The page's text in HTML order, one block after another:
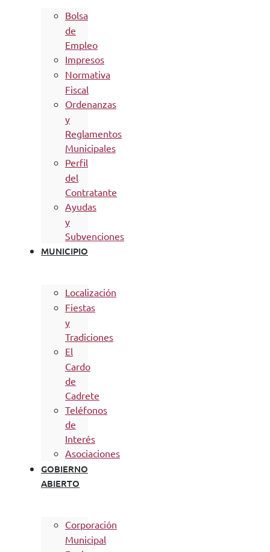
Bolsa
de
Empleo
Impresos
Normativa
Fiscal
Ordenanzas
y
Reglamentos
Municipales
Perfil
del
Contratante
Ayudas
y
Subvenciones
MUNICIPIO
Localización
Fiestas
y
Tradiciones
El
Cardo
de
Cadrete
Teléfonos
de
Interés
Asociaciones
GOBIERNO
ABIERTO
Corporación
Municipal